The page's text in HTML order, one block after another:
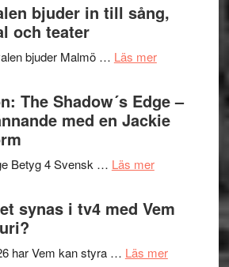
Hannes
Pöntinen
avslutar
bjuder in till sång,
och teater
bjuder Malmö … Läs merom
in
till
och
The Shadow´s Edge –
med en Jackie
Betyg 4 Svensk … Läs merom
Filmrecension:
Shadow
Edge
synas i tv4 med Vem
har Vem kan styra … Läs merom